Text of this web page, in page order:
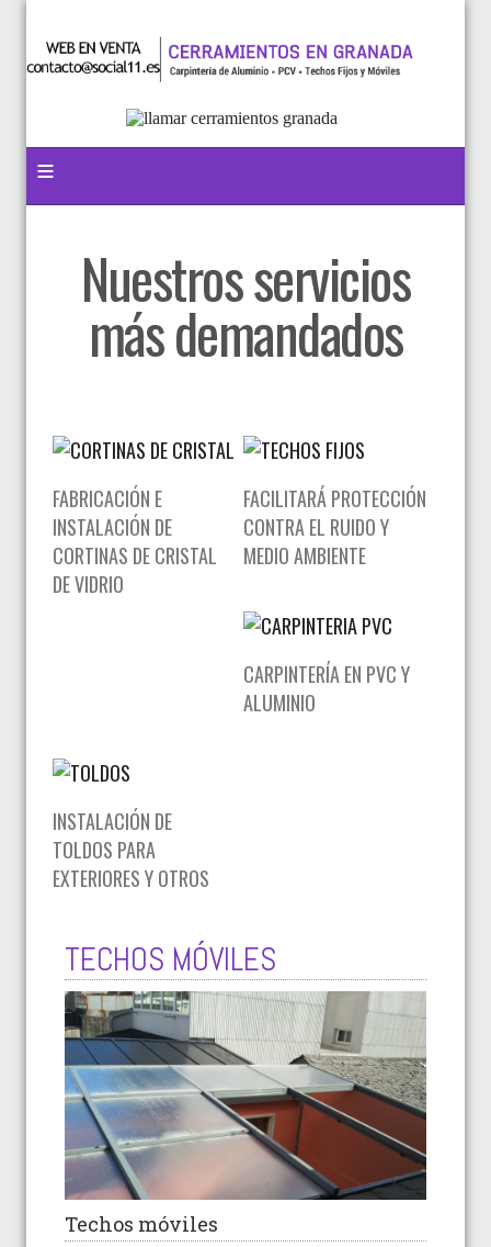
≡
Nuestros servicios
más demandados
FABRICACIÓN E
INSTALACIÓN DE
CORTINAS DE CRISTAL
DE VIDRIO
FACILITARÁ PROTECCIÓN
CONTRA EL RUIDO Y
MEDIO AMBIENTE
CARPINTERÍA EN PVC Y
ALUMINIO
INSTALACIÓN DE
TOLDOS PARA
EXTERIORES Y OTROS
TECHOS MÓVILES
Techos móviles